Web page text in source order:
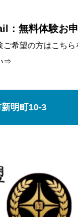
：無料体験お申
ご希望の方はこちら
⇒
明町10-3